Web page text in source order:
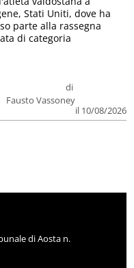
di
Fausto Vassoney
il 10/08/2026
Stati Uniti, dove ha
parte alla rassegna
di categoria
di Aosta n.